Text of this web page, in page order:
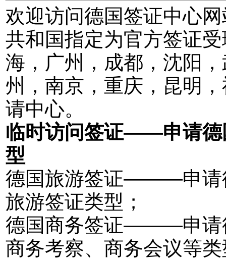
欢迎访问德国签证中心
共和国指定为官方签证
海，广州，成都，沈阳
州，南京，重庆，昆明
请中心。
临时访问签证——申请德
型
德国旅游签证———申请
旅游签证类型；
德国商务签证———申请
商务考察、商务会议等